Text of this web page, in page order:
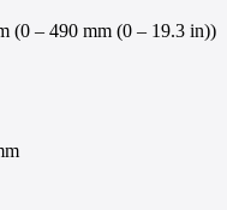
(0 – 490 mm (0 – 19.3 in))